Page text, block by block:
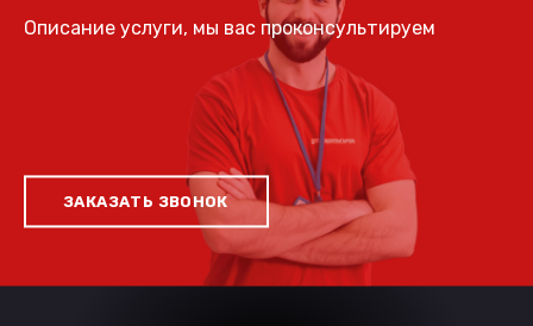
Описание услуги, мы вас проконсультируем
ЗАКАЗАТЬ ЗВОНОК